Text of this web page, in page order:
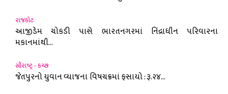
રાજકોટ
આજીડેમ ચોકડી પાસે ભારતનગરમાં નિંદ્રાધીન પરિવારના
મકાનમાંથી...
સૌરાષ્ટ્ર - કચ્છ
જેતપુરનો યુવાન વ્યાજના વિષચક્રમાં ફસાયો : રૂ.૨૪...